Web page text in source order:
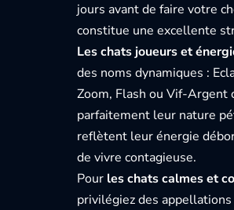
jours avant de faire votre
constitue une excellente
Les chats joueurs et
des noms dynamiques :
Zoom, Flash ou Vif-Argent
parfaitement leur nature
reflètent leur énergie
de vivre contagieuse.
Pour les chats calmes et
privilégiez des